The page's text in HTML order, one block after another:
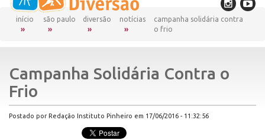
início são paulo diversão notícias
campanha solidária contra
o frio
Campanha Solidária Contra o
Frio
Postado por Redação Instituto Pinheiro em 17/06/2016 - 11:32:56